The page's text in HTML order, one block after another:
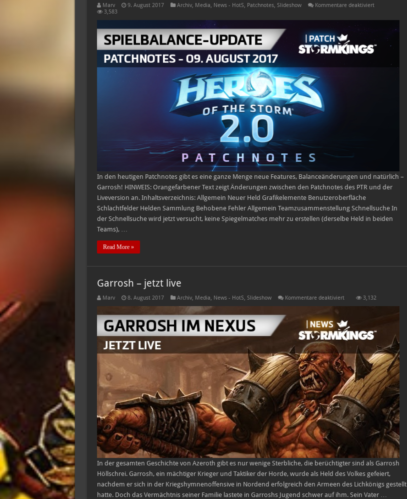
Marv 9. August 2017 Archiv, Media, News - HotS, Patchnotes, Slideshow Kommentare deaktiviertfür
3,583
In den heutigen Patchnotes gibt es eine ganze Menge neue Features, Balanceänderungen und natürlich –
Garrosh! HINWEIS: Orangefarbener Text zeigt Änderungen zwischen den Patchnotes des PTR und der
Liveversion an. Inhaltsverzeichnis: Allgemein Neuer Held Grafikelemente Benutzeroberfläche
Schlachtfelder Helden Sammlung Behobene Fehler Allgemein Teamzusammenstellung Schnellsuche In
der Schnellsuche wird jetzt versucht, keine Spiegelmatches mehr zu erstellen (derselbe Held in beiden
Teams), …
Read More »
Garrosh – jetzt live
Marv 8. August 2017 Archiv, Media, News - HotS, Slideshow Kommentare deaktiviertfür
live
3,132
In der gesamten Geschichte von Azeroth gibt es nur wenige Sterbliche, die berüchtigter sind als Garrosh
Höllschrei. Garrosh, ein mächtiger Krieger und Taktiker der Horde, wurde als Held des Volkes gefeiert,
nachdem er sich in der Kriegshymnenoffensive in Nordend erfolgreich den Armeen des Lichkönigs gestellt
hatte. Doch das Vermächtnis seiner Familie lastete in Garroshs Jugend schwer auf ihm. Sein Vater …